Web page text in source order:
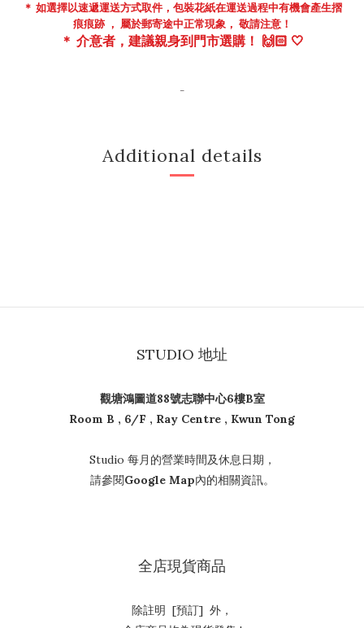
＊ 如選擇以速遞運送方式取件，包裝花紙在運送過程中有機會產生摺
痕痕跡 ， 屬於郵寄途中正常現象， 敬請注意！
＊ 介意者，建議親身到門市選購！ 🙌🏻 🤍
-
Additional details
STUDIO 地址
觀塘鴻圖道88號志聯中心6樓B室
Room B , 6/F , Ray Centre , Kwun Tong
Studio 每月的營業時間及休息日期，
請參閱Google Map內的相關資訊。
全店現貨商品
除註明 [預訂] 外，